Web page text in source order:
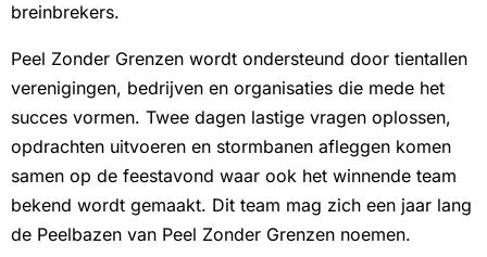
breinbrekers.
Peel Zonder Grenzen wordt ondersteund door tientallen
verenigingen, bedrijven en organisaties die mede het
succes vormen. Twee dagen lastige vragen oplossen,
opdrachten uitvoeren en stormbanen afleggen komen
samen op de feestavond waar ook het winnende team
bekend wordt gemaakt. Dit team mag zich een jaar lang
de Peelbazen van Peel Zonder Grenzen noemen.